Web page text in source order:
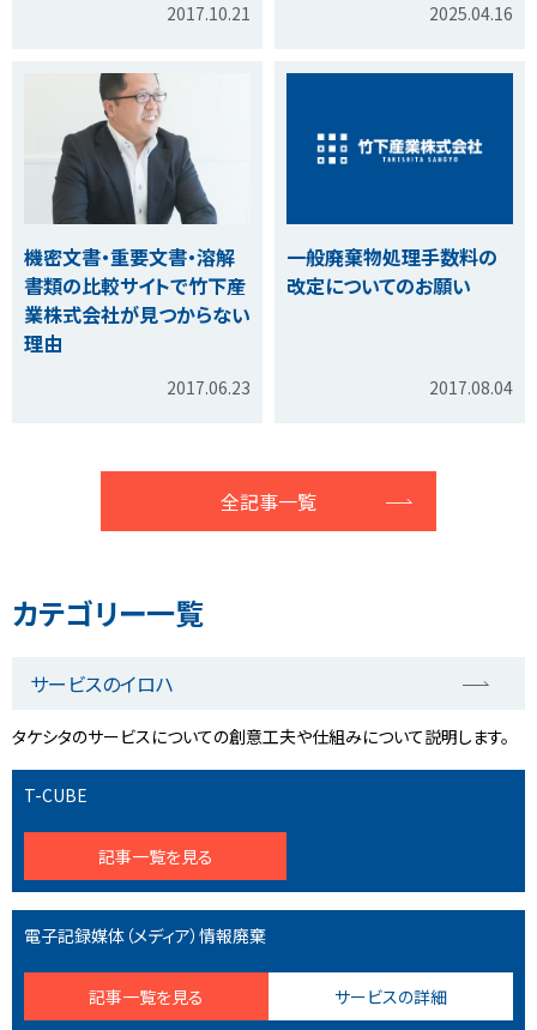
2017.10.21 2025.04.16
機密文書・重要文書・溶解
書類の比較サイトで竹下産
業株式会社が見つからない
理由
2017.06.23
一般廃棄物処理手数料の
改定についてのお願い
2017.08.04
全記事一覧
カテゴリー一覧
サービスのイロハ
タケシタのサービスについての創意工夫や仕組みについて説明します。
T-CUBE
記事一覧を見る
電子記録媒体（メディア）情報廃棄
記事一覧を見る サービスの詳細